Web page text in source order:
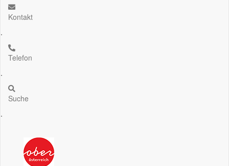
Kontakt
.
Telefon
.
Suche
.